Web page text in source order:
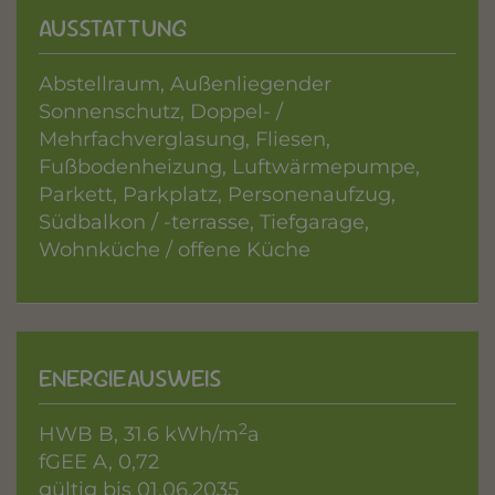
AUSSTATTUNG
Abstellraum Außenliegender
Sonnenschutz Doppel- /
Mehrfachverglasung Fliesen
Fußbodenheizung Luftwärmepumpe
Parkett Parkplatz Personenaufzug
Südbalkon / -terrasse Tiefgarage
Wohnküche / offene Küche
ENERGIEAUSWEIS
HWB B, 31.6 kWh/m2a
fGEE A, 0,72
gültig bis 01.06.2035